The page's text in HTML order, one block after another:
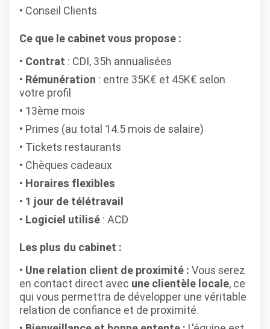
Conseil Clients
Ce que le cabinet vous propose :
Contrat : CDI, 35h annualisées
Rémunération : entre 35K€ et 45K€ selon
votre profil
13ème mois
Primes (au total 14.5 mois de salaire)
Tickets restaurants
Chèques cadeaux
Horaires flexibles
1 jour de télétravail
Logiciel utilisé : ACD
Les plus du cabinet :
Une relation client de proximité : Vous serez
en contact direct avec une clientèle locale, ce
qui vous permettra de développer une véritable
relation de confiance et de proximité.